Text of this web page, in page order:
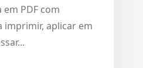
PDF com
aplicar em